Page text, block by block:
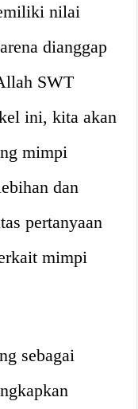
nilai
dianggap
SWT
ini, kita akan
mimpi
dan
pertanyaan
mimpi
sebagai